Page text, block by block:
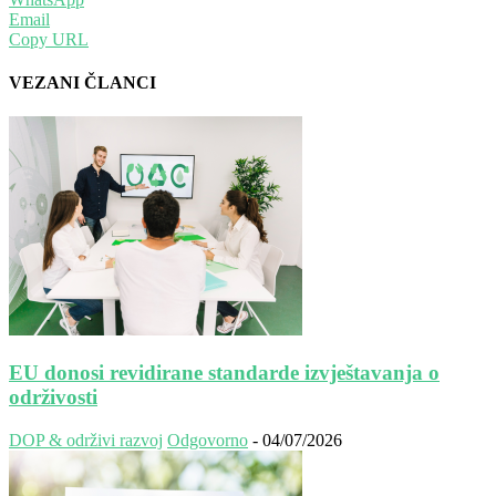
Email
Copy URL
VEZANI ČLANCI
EU donosi revidirane standarde izvještavanja o
održivosti
DOP & održivi razvoj Odgovorno - 04/07/2026